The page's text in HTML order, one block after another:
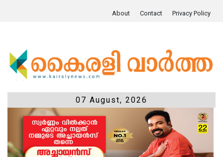
About Contact Privacy Policy
07 August, 2026